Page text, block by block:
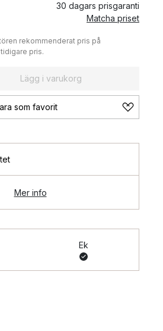
30 dagars prisgaranti
Matcha priset
rekommenderat pris på
pris.
Lägg i varukorg
som favorit
Mer info
Ek